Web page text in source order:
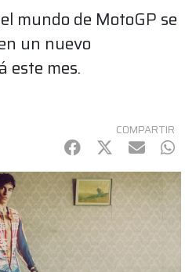
mundo de MotoGP se
un nuevo
este mes.
COMPARTIR
Facebook
Twitter
mail